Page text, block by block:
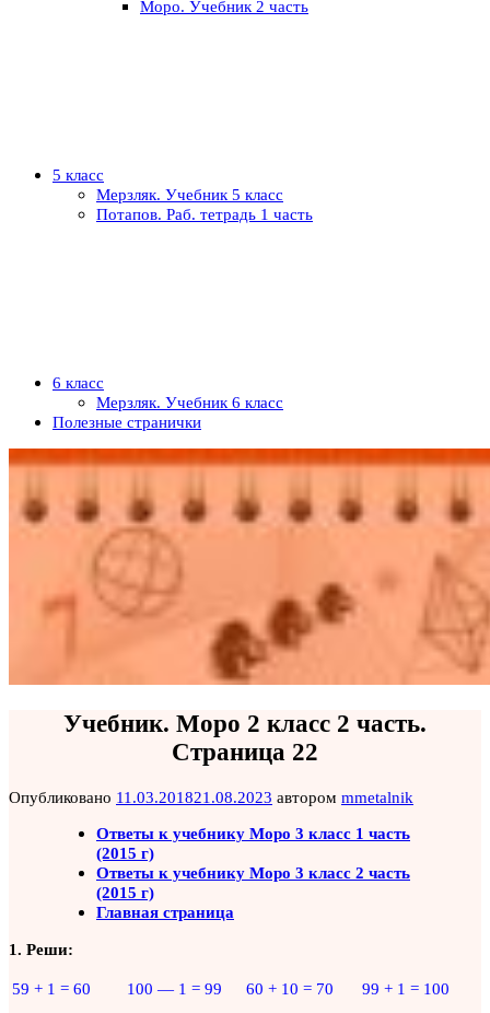
Моро. Учебник 2 часть
5 класс
Мерзляк. Учебник 5 класс
Потапов. Раб. тетрадь 1 часть
6 класс
Мерзляк. Учебник 6 класс
Полезные странички
Учебник. Моро 2 класс 2 часть.
Страница 22
Опубликовано 11.03.201821.08.2023 автором mmetalnik
Ответы к учебнику Моро 3 класс 1 часть
(2015 г)
Ответы к учебнику Моро 3 класс 2 часть
(2015 г)
Главная страница
1. Реши:
59 + 1 = 60
100 — 1 = 99
60 + 10 = 70
99 + 1 = 100